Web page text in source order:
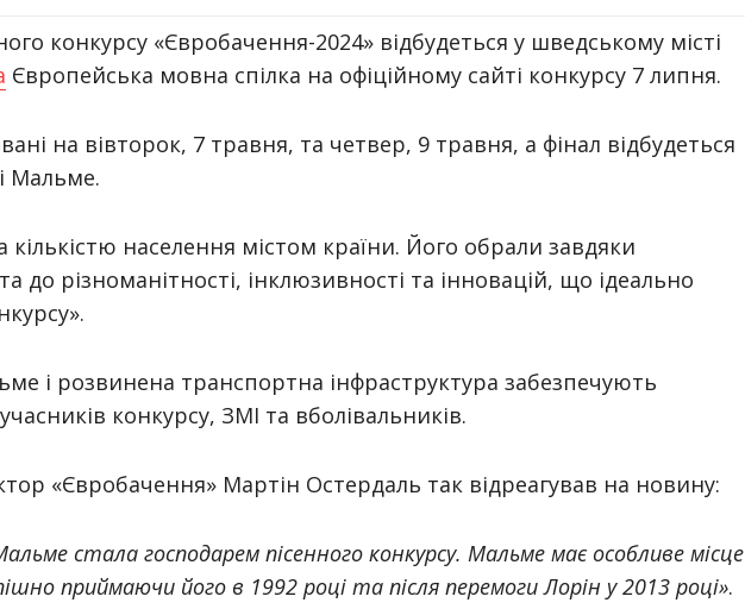
конкурсу «Євробачення-2024» відбудеться у шведському місті
Європейська мовна спілка на офіційному сайті конкурсу 7 липня.
на вівторок, 7 травня, та четвер, 9 травня, а фінал відбудеться
Мальме.
кількістю населення містом країни. Його обрали завдяки
до різноманітності, інклюзивності та інновацій, що ідеально
і розвинена транспортна інфраструктура забезпечують
конкурсу, ЗМІ та вболівальників.
«Євробачення» Мартін Остердаль так відреагував на новину:
стала господарем пісенного конкурсу. Мальме має особливе
приймаючи його в 1992 році та після перемоги Лорін у 2013 році».